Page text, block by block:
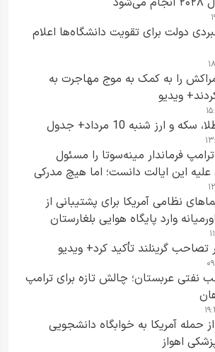
دولت برای تقویت دانشگاه‌ها اعلام
را به کمک به موج مهاجرت به
ویدیو
ارز شنبه 10 مرداد+ جدول
فرماندار مینه‌سوتا را مسئول
این ایالت دانست؛ اما هیچ مدرکی
نظامی آمریکا برای پشتیبانی از
وارد پایگاه هوایی بلغارستان
تصاحب گرینلند تأکید کرد+ ویدیو
نفتی عربستان؛ چالش تازه برای ترامپ
حمله آمریکا به خوابگاه دانشجویی
اهواز